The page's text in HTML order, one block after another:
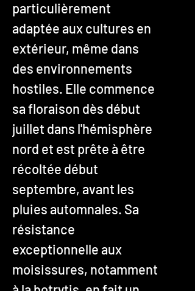
particulièrement
adaptée aux cultures en
extérieur, même dans
des environnements
hostiles. Elle commence
sa floraison dès début
juillet dans l'hémisphère
nord et est prête à être
récoltée début
septembre, avant les
pluies automnales. Sa
résistance
exceptionnelle aux
moisissures, notamment